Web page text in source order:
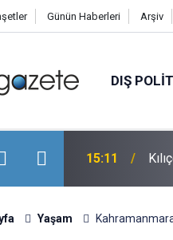
Günün Haberleri Arşiv
DIŞ
15:11
Yaşam